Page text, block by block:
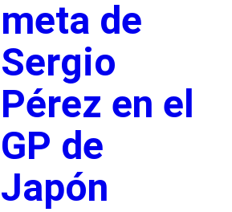
meta de
Sergio
Pérez en el
GP de
Japón